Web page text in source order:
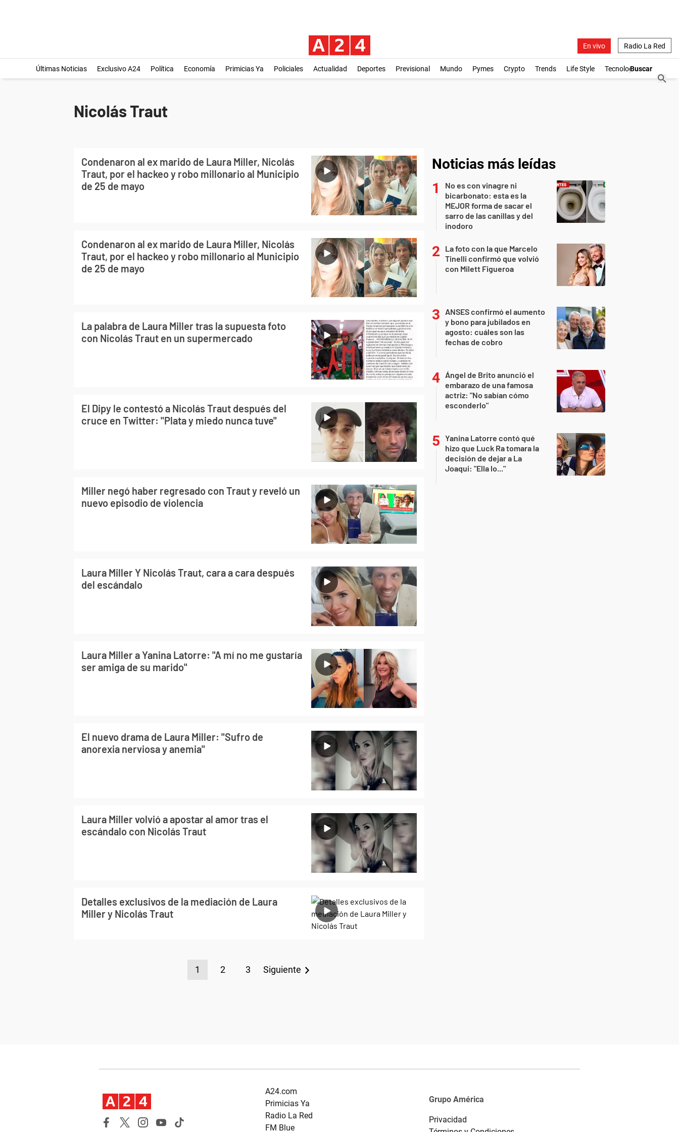
En vivo Radio La Red
Últimas Noticias Exclusivo A24 Política Economía Primicias Ya Policiales Actualidad Deportes Previsional Mundo Pymes Crypto Trends Life Style Tecnología
Nicolás Traut
Condenaron al ex marido de Laura Miller, Nicolás
Traut, por el hackeo y robo millonario al Municipio
de 25 de mayo
Condenaron al ex marido de Laura Miller, Nicolás
Traut, por el hackeo y robo millonario al Municipio
de 25 de mayo
La palabra de Laura Miller tras la supuesta foto
con Nicolás Traut en un supermercado
El Dipy le contestó a Nicolás Traut después del
cruce en Twitter: "Plata y miedo nunca tuve"
Miller negó haber regresado con Traut y reveló un
nuevo episodio de violencia
Laura Miller Y Nicolás Traut, cara a cara después
del escándalo
Laura Miller a Yanina Latorre: "A mí no me gustaría
ser amiga de su marido"
El nuevo drama de Laura Miller: "Sufro de
anorexia nerviosa y anemia"
Laura Miller volvió a apostar al amor tras el
escándalo con Nicolás Traut
Detalles exclusivos de la mediación de Laura
Miller y Nicolás Traut
1 2 3 Siguiente
Noticias más leídas
No es con vinagre ni
bicarbonato: esta es la
MEJOR forma de sacar el
sarro de las canillas y del
inodoro
La foto con la que Marcelo
Tinelli confirmó que volvió
con Milett Figueroa
ANSES confirmó el aumento
y bono para jubilados en
agosto: cuáles son las
fechas de cobro
Ángel de Brito anunció el
embarazo de una famosa
actriz: "No sabían cómo
esconderlo"
Yanina Latorre contó qué
hizo que Luck Ra tomara la
decisión de dejar a La
Joaqui: "Ella lo..."
A24.com
Primicias Ya
Radio La Red
FM Blue
Grupo América
Privacidad